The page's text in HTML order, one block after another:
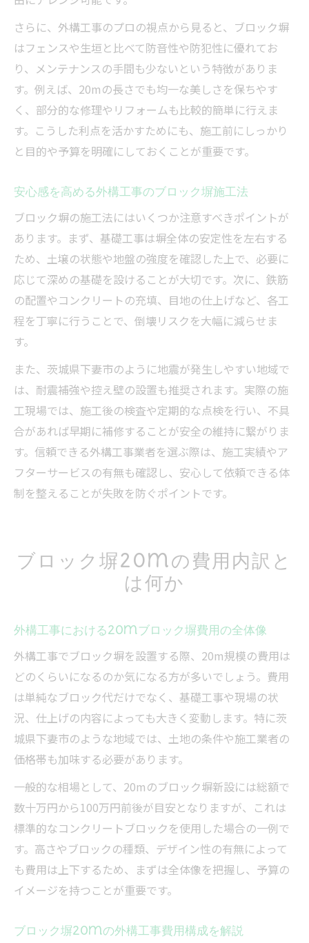
さらに、外構工事のプロの視点から見ると、ブロック塀
はフェンスや生垣と比べて防音性や防犯性に優れてお
り、メンテナンスの手間も少ないという特徴がありま
す。例えば、20mの長さでも均一な美しさを保ちやす
く、部分的な修理やリフォームも比較的簡単に行えま
す。こうした利点を活かすためにも、施工前にしっかり
と目的や予算を明確にしておくことが重要です。
安心感を高める外構工事のブロック塀施工法
ブロック塀の施工法にはいくつか注意すべきポイントが
あります。まず、基礎工事は塀全体の安定性を左右する
ため、土壌の状態や地盤の強度を確認した上で、必要に
応じて深めの基礎を設けることが大切です。次に、鉄筋
の配置やコンクリートの充填、目地の仕上げなど、各工
程を丁寧に行うことで、倒壊リスクを大幅に減らせま
す。
また、茨城県下妻市のように地震が発生しやすい地域で
は、耐震補強や控え壁の設置も推奨されます。実際の施
工現場では、施工後の検査や定期的な点検を行い、不具
合があれば早期に補修することが安全の維持に繋がりま
す。信頼できる外構工事業者を選ぶ際は、施工実績やア
フターサービスの有無も確認し、安心して依頼できる体
制を整えることが失敗を防ぐポイントです。
ブロック塀20mの費用内訳と
は何か
外構工事における20mブロック塀費用の全体像
外構工事でブロック塀を設置する際、20m規模の費用は
どのくらいになるのか気になる方が多いでしょう。費用
は単純なブロック代だけでなく、基礎工事や現場の状
況、仕上げの内容によっても大きく変動します。特に茨
城県下妻市のような地域では、土地の条件や施工業者の
価格帯も加味する必要があります。
一般的な相場として、20mのブロック塀新設には総額で
数十万円から100万円前後が目安となりますが、これは
標準的なコンクリートブロックを使用した場合の一例で
す。高さやブロックの種類、デザイン性の有無によって
も費用は上下するため、まずは全体像を把握し、予算の
イメージを持つことが重要です。
ブロック塀20mの外構工事費用構成を解説